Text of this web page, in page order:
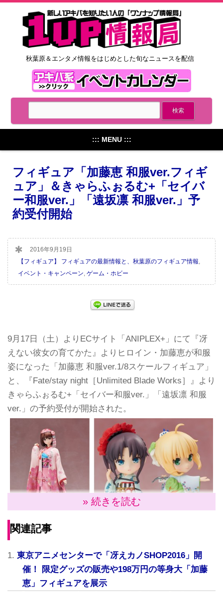
秋葉原＆エンタメ情報をはじめとした旬なニュースを配信
::: MENU :::
フィギュア「加藤恵 和服ver.フィギ
ュア」＆きゃらふぉるむ+「セイバ
ー和服ver.」「遠坂凛 和服ver.」予
約受付開始
2016年9月19日
【フィギュア】 フィギュアの最新情報と、秋葉原のフィギュア情報
イベント・キャンペーン ゲーム・ホビー
9月17日（土）よりECサイト「ANIPLEX+」にて『冴
えない彼女の育てかた』よりヒロイン・加藤恵が和服
姿になった「加藤恵 和服ver.1/8スケールフィギュア」
と、『Fate/stay night［Unlimited Blade Works］』より
きゃらふぉるむ+「セイバー和服ver.」「遠坂凛 和服
ver.」の予約受付が開始された。
冴えない彼女の育てかた「加藤恵 和服ver. 1/8
スケールフィギュア」
» 続きを読む
関連記事
東京アニメセンターで「冴えカノSHOP2016」開
催！ 限定グッズの販売や198万円の等身大「加藤
恵」フィギュアを展示